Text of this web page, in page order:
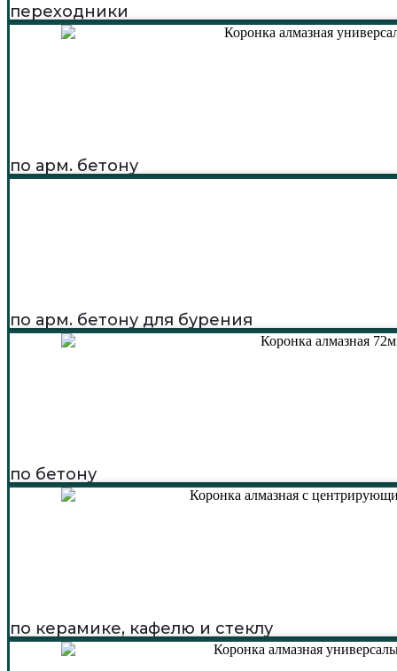
переходники
по арм. бетону
по арм. бетону для бурения
по бетону
по керамике, кафелю и стеклу